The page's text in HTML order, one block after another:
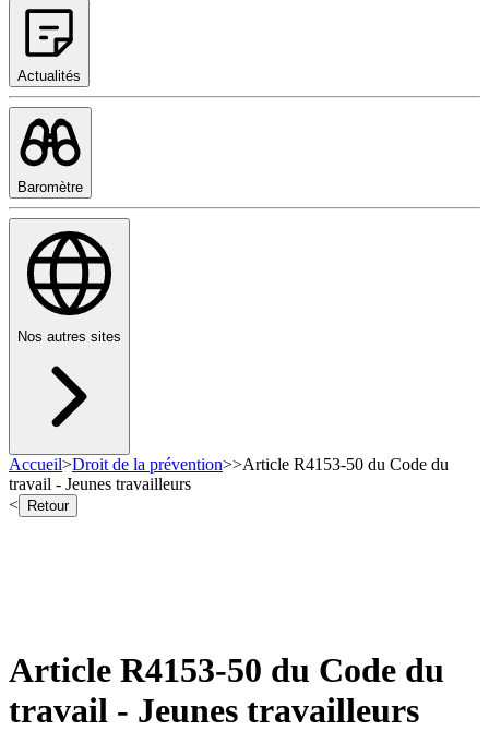
Actualités
Baromètre
Nos autres sites
Accueil>Droit de la prévention>>Article R4153-50 du Code du
travail - Jeunes travailleurs
<
Retour
Article R4153-50 du Code du
travail - Jeunes travailleurs